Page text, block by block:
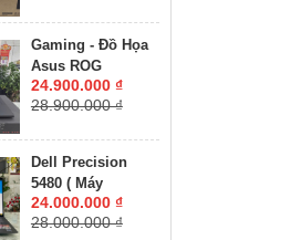
HÌNH : 15.6'' 15.6"
WQHD 165Hz
Gaming - Đồ Họa
Asus ROG
Zephyrus M16
GU603ZW CORE
RTX 3070 Ti 8GB
GDDR6 MÀN HÌNH
: 16.0'' Inch
24.900.000 ₫
28.900.000 ₫
Dell Precision
5480 ( Máy
LikeNew-CHUYÊN
ĐỒ HỌA GIÁ RẺ
24.000.000 ₫
28.000.000 ₫